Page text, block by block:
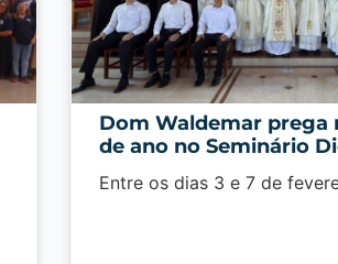
Dom Waldemar prega
de ano no Seminário
Entre os dias 3 e 7 de